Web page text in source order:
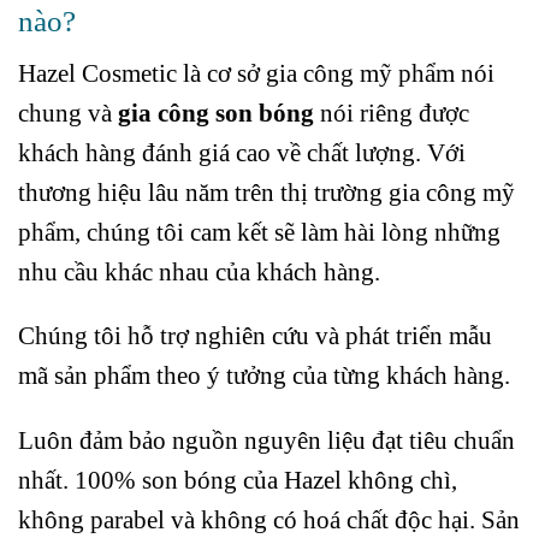
nào?
Hazel Cosmetic là cơ sở gia công mỹ phẩm nói
chung và gia công son bóng nói riêng được
khách hàng đánh giá cao về chất lượng. Với
thương hiệu lâu năm trên thị trường gia công mỹ
phẩm, chúng tôi cam kết sẽ làm hài lòng những
nhu cầu khác nhau của khách hàng.
Chúng tôi hỗ trợ nghiên cứu và phát triển mẫu
mã sản phẩm theo ý tưởng của từng khách hàng.
Luôn đảm bảo nguồn nguyên liệu đạt tiêu chuẩn
nhất. 100% son bóng của Hazel không chì,
không parabel và không có hoá chất độc hại. Sản